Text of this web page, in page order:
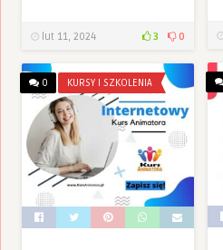
lut 11, 2024 3 0
0 KURSY I SZKOLENIA